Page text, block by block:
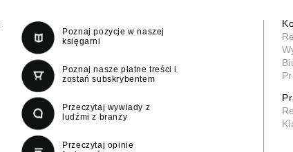
Poznaj pozycje w naszej
księgarni
Poznaj nasze płatne treści i
zostań subskrybentem
Przeczytaj wywiady z
ludźmi z branży
Przeczytaj opinie